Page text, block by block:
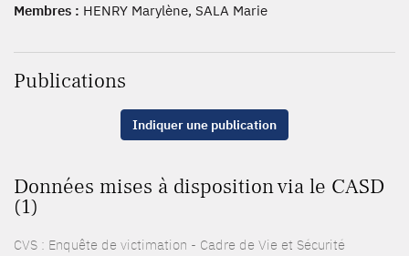
Membres : HENRY Marylène, SALA Marie
Publications
Indiquer une publication
Données mises à disposition via le CASD
(1)
CVS : Enquête de victimation - Cadre de Vie et Sécurité